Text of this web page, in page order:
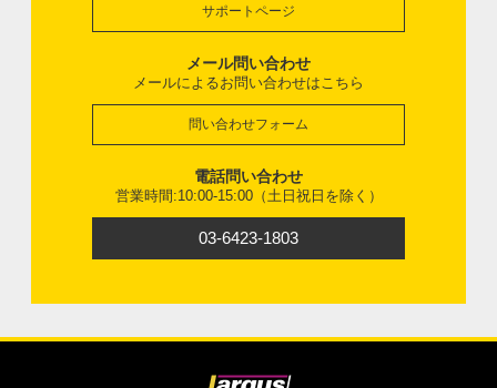
サポートページ
メール問い合わせ
メールによるお問い合わせはこちら
問い合わせフォーム
電話問い合わせ
営業時間:10:00-15:00（土日祝日を除く）
03-6423-1803